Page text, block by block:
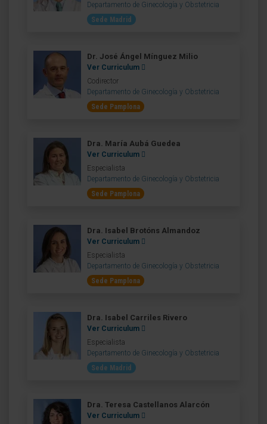
Departamento de Ginecología y Obstetricia
Sede Madrid
Dr. José Ángel Mínguez Milio
Ver Curriculum
Codirector
Departamento de Ginecología y Obstetricia
Sede Pamplona
Dra. María Aubá Guedea
Ver Curriculum
Especialista
Departamento de Ginecología y Obstetricia
Sede Pamplona
Dra. Isabel Brotóns Almandoz
Ver Curriculum
Especialista
Departamento de Ginecología y Obstetricia
Sede Pamplona
Dra. Isabel Carriles Rivero
Ver Curriculum
Especialista
Departamento de Ginecología y Obstetricia
Sede Madrid
Dra. Teresa Castellanos Alarcón
Ver Curriculum